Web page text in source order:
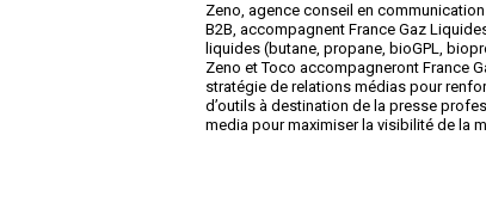
Zeno, agence conseil en
B2B, accompagnent France Gaz
liquides (butane, propane, bioGPL,
Zeno et Toco accompagneront France
stratégie de relations médias pour
d’outils à destination de la presse
media pour maximiser la visibilité de la